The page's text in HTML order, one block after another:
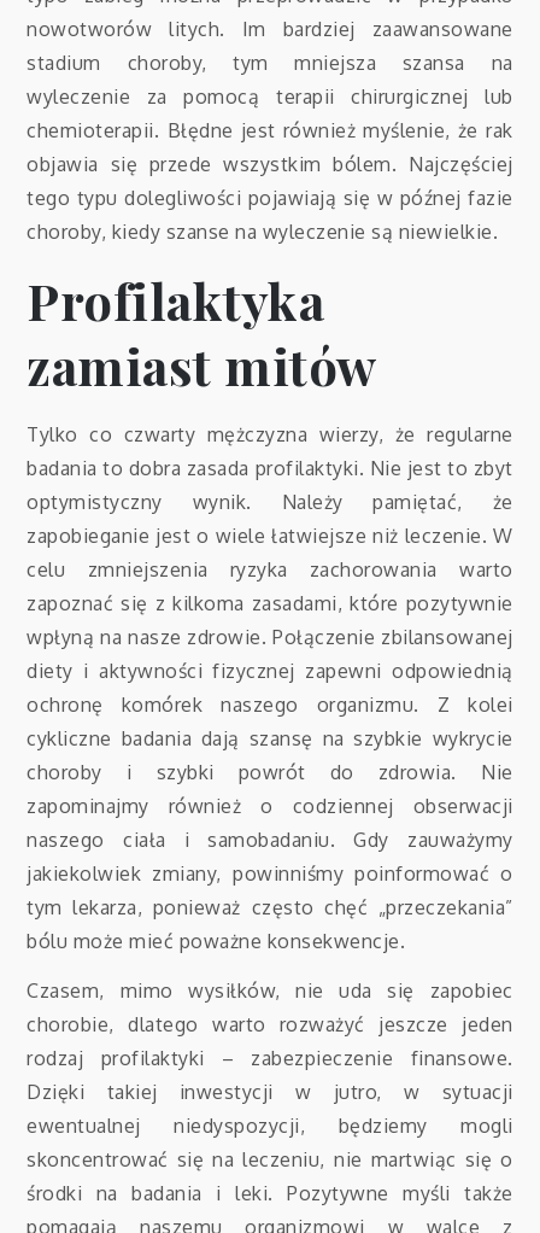
nowotworów litych. Im bardziej zaawansowane
stadium choroby, tym mniejsza szansa na
wyleczenie za pomocą terapii chirurgicznej lub
chemioterapii. Błędne jest również myślenie, że rak
objawia się przede wszystkim bólem. Najczęściej
tego typu dolegliwości pojawiają się w późnej fazie
choroby, kiedy szanse na wyleczenie są niewielkie.
Profilaktyka
zamiast mitów
Tylko co czwarty mężczyzna wierzy, że regularne
badania to dobra zasada profilaktyki. Nie jest to zbyt
optymistyczny wynik. Należy pamiętać, że
zapobieganie jest o wiele łatwiejsze niż leczenie. W
celu zmniejszenia ryzyka zachorowania warto
zapoznać się z kilkoma zasadami, które pozytywnie
wpłyną na nasze zdrowie. Połączenie zbilansowanej
diety i aktywności fizycznej zapewni odpowiednią
ochronę komórek naszego organizmu. Z kolei
cykliczne badania dają szansę na szybkie wykrycie
choroby i szybki powrót do zdrowia. Nie
zapominajmy również o codziennej obserwacji
naszego ciała i samobadaniu. Gdy zauważymy
jakiekolwiek zmiany, powinniśmy poinformować o
tym lekarza, ponieważ często chęć „przeczekania”
bólu może mieć poważne konsekwencje.
Czasem, mimo wysiłków, nie uda się zapobiec
chorobie, dlatego warto rozważyć jeszcze jeden
rodzaj profilaktyki – zabezpieczenie finansowe.
Dzięki takiej inwestycji w jutro, w sytuacji
ewentualnej niedyspozycji, będziemy mogli
skoncentrować się na leczeniu, nie martwiąc się o
środki na badania i leki. Pozytywne myśli także
pomagają naszemu organizmowi w walce z